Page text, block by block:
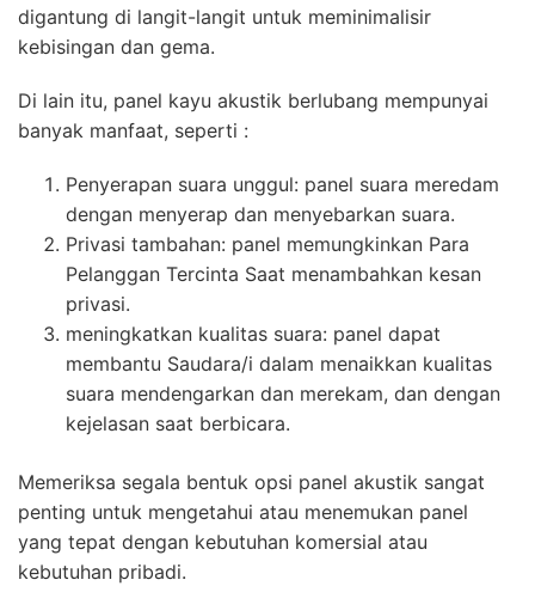
digantung di langit-langit untuk meminimalisir
kebisingan dan gema.
Di lain itu, panel kayu akustik berlubang mempunyai
banyak manfaat, seperti :
Penyerapan suara unggul: panel suara meredam
dengan menyerap dan menyebarkan suara.
Privasi tambahan: panel memungkinkan Para
Pelanggan Tercinta Saat menambahkan kesan
privasi.
meningkatkan kualitas suara: panel dapat
membantu Saudara/i dalam menaikkan kualitas
suara mendengarkan dan merekam, dan dengan
kejelasan saat berbicara.
Memeriksa segala bentuk opsi panel akustik sangat
penting untuk mengetahui atau menemukan panel
yang tepat dengan kebutuhan komersial atau
kebutuhan pribadi.